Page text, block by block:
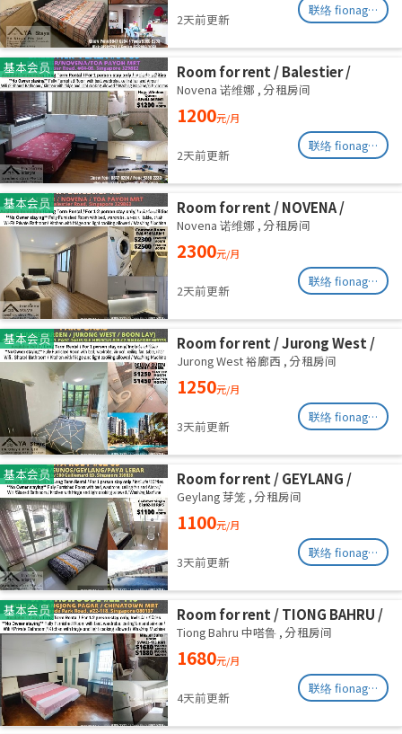
2天前更新
联络 fionag@transinex.com.sg
基本会员
Room for rent / Balestier /
Common room / 1pax stay /
Available Immediately
Novena 诺维娜 , 分租房间
1200元/月
2天前更新
联络 fionag@transinex.com.sg
基本会员
Room for rent / NOVENA /
Master room / 2,3 pax stay /
Available Immediately
Novena 诺维娜 , 分租房间
2300元/月
2天前更新
联络 fionag@transinex.com.sg
基本会员
Room for rent / Jurong West /
Common room / 1pax stay /
Available Oct 2
Jurong West 裕廊西 , 分租房间
1250元/月
3天前更新
联络 fionag@transinex.com.sg
基本会员
Room for rent / GEYLANG /
Common room / 1pax stay /
Available Immediately
Geylang 芽笼 , 分租房间
1100元/月
3天前更新
联络 fionag@transinex.com.sg
基本会员
Room for rent / TIONG BAHRU /
Master room / 1pax stay /
Available 17 August
Tiong Bahru 中嗒鲁 , 分租房间
1680元/月
4天前更新
联络 fionag@transinex.com.sg